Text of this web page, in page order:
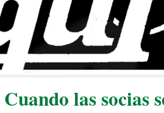
Cuando las socias